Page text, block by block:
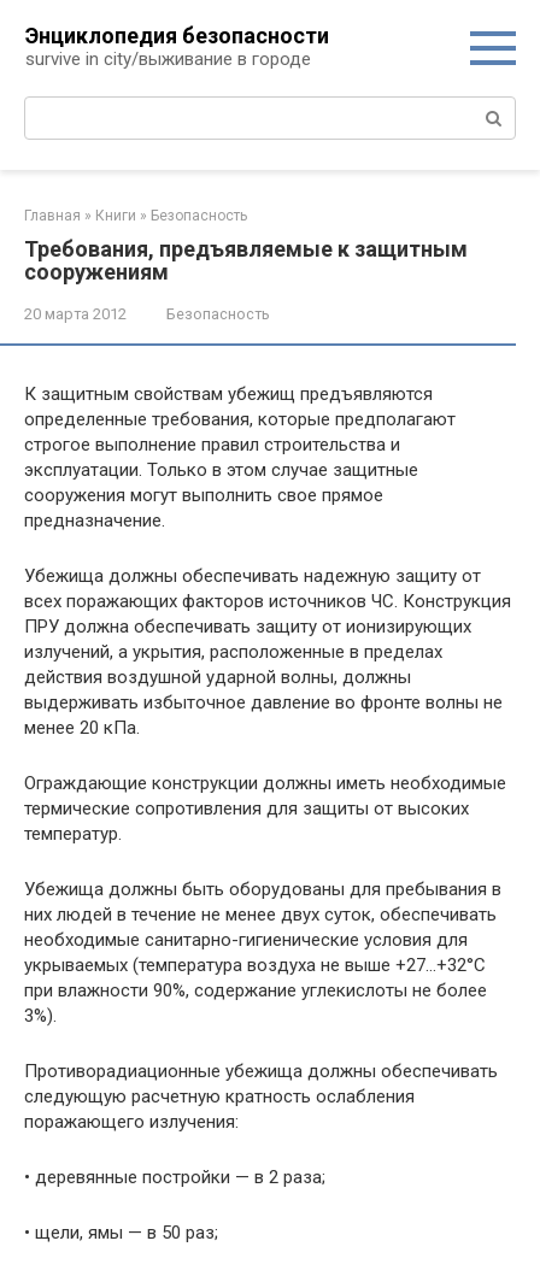
контенту
Энциклопедия безопасности
survive in city/выживание в городе
Поиск:
Главная » Книги » Безопасность
Требования, предъявляемые к защитным
сооружениям
20 марта 2012 Безопасность
К защитным свойствам убежищ предъявляются
определенные требования, которые предполагают
строгое выполнение правил строительства и
эксплуатации. Только в этом слу­чае защитные
сооружения могут выполнить свое прямое
предназначение.
Убежища должны обеспечивать надежную защиту от
всех поражающих факторов источников ЧС. Конструкция
ПРУ должна обеспечивать защиту от ионизирующих
излуче­ний, а укрытия, расположенные в пределах
действия воздушной ударной волны, должны
выдерживать избыточное давление во фронте волны не
менее 20 кПа.
Ограждающие конструкции должны иметь необходимые
термические сопротивления для защиты от высоких
температур.
Убежища должны быть оборудованы для пребывания в
них людей в течение не менее двух суток, обеспечивать
необходимые санитарно-гигиенические условия для
укрываемых (температура воздуха не выше +27…+32°С
при влажности 90%, содержание углекислоты не более
3%).
Противорадиационные убежища должны обеспечивать
следующую расчетную крат­ность ослабления
поражающего излучения:
• деревянные постройки — в 2 раза;
• щели, ямы — в 50 раз;